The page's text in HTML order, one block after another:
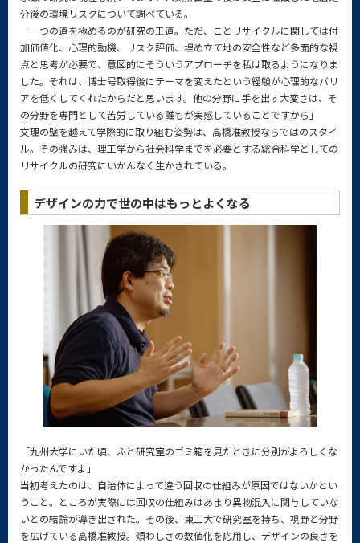
分後の環境リスクについて調べている。
「一つの道を極めるのが研究の王道。ただ、ことリサイクルに関しては付
加価値化、心理的動機、リスク評価、埋め立て地の安全性など多面的な視
点と思考が必要で、意図的にそういうアプローチを私は取るようになりま
した。それは、博士号取得後にテーマを変えたという経験が心理的なバリ
アを低くしてくれたからだと思います。他の分野に手を出す大変さは、そ
の分野を専門として苦労している誰もが実感していることですから」
文理の壁を越えて学際的に取り組む姿勢は、高橋准教授ならではのスタイ
ル。その強みは、理工学から社会科学までを必要とする総合科学としての
リサイクルの研究にいかんなく生かされている。
デザインの力で世の中はもっとよくなる
「九州大学にいた頃、ふと研究室のゴミ箱を見たときに分別がよろしくな
かったんですよ」
当初考えたのは、自治体によって違う回収の仕組みが原因ではないかとい
うこと。ところが実際には回収の仕組みはあまり異物混入に関与していな
いとの結論が導き出された。その後、東工大で研究室を持ち、視野と分野
を広げている高橋准教授。煩わしさの数値化を応用し、デザインの良さを